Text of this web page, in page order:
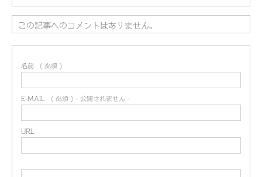
この記事へのコメントはありません。
名前 ( 必須 )
E-MAIL ( 必須 ) - 公開されません -
URL